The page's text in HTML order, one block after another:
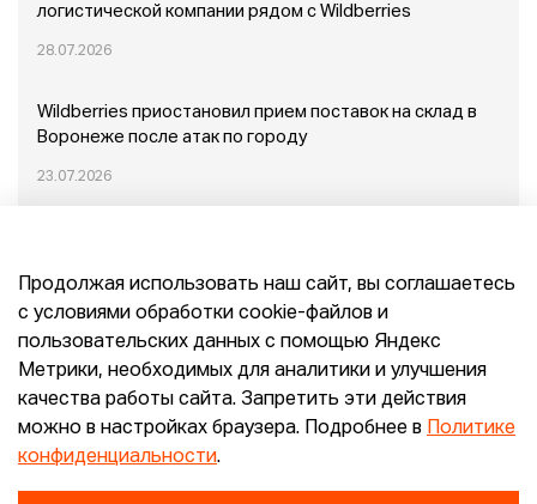
логистической компании рядом с Wildberries
28.07.2026
Wildberries приостановил прием поставок на склад в
Воронеже после атак по городу
23.07.2026
Конец эпохи маркетплейсов: прогнозы сооснователя
Mr.Doors Максима Валецкого
26.06.2026
Продолжая использовать наш сайт, вы соглашаетесь
с условиями обработки cookie-файлов и
пользовательских данных с помощью Яндекс
Метрики, необходимых для аналитики и улучшения
качества работы сайта. Запретить эти действия
можно в настройках браузера. Подробнее в
Политике
конфиденциальности.